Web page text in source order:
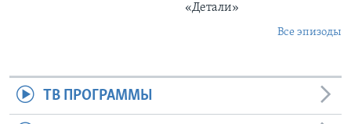
«Детали»
Все эпизоды
ТВ ПРОГРАММЫ